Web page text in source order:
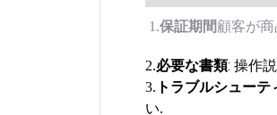
1.保証期間顧客が
2.必要な書類: 操作
3. トラブルシューテ
い.